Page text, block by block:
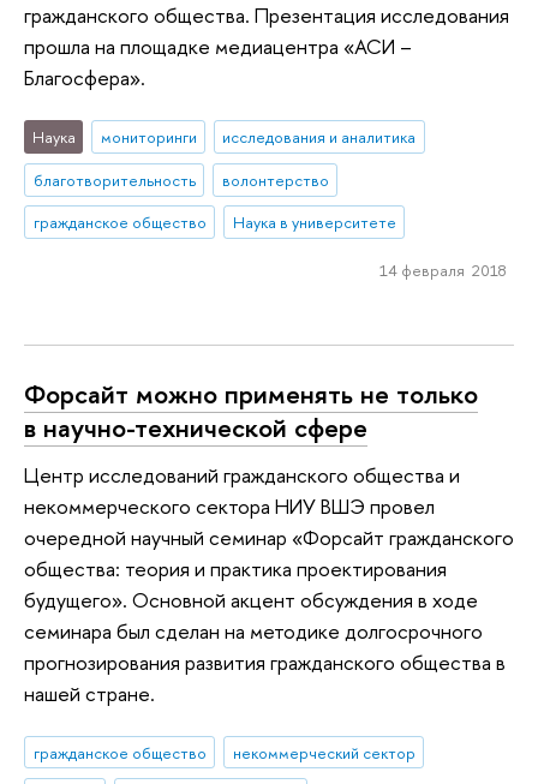
гражданского общества. Презентация исследования
прошла на площадке медиацентра «АСИ –
Благосфера».
Наука мониторинги
исследования и аналитика
благотворительность
волонтерство
гражданское общество
Наука в университете
14 февраля 2018
Форсайт можно применять не только
в научно-технической сфере
Центр исследований гражданского общества и
некоммерческого сектора НИУ ВШЭ провел
очередной научный семинар «Форсайт гражданского
общества: теория и практика проектирования
будущего». Основной акцент обсуждения в ходе
семинара был сделан на методике долгосрочного
прогнозирования развития гражданского общества в
нашей стране.
гражданское общество
некоммерческий сектор